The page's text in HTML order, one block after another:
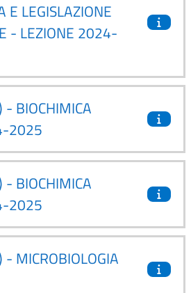
E LEGISLAZIONE
- LEZIONE 2024-
BIOCHIMICA
2025
BIOCHIMICA
2025
MICROBIOLOGIA